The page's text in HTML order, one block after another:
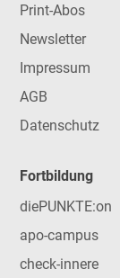
Print-Abos
Newsletter
Impressum
AGB
Datenschutz
Fortbildung
diePUNKTE:on
apo-campus
check-innere